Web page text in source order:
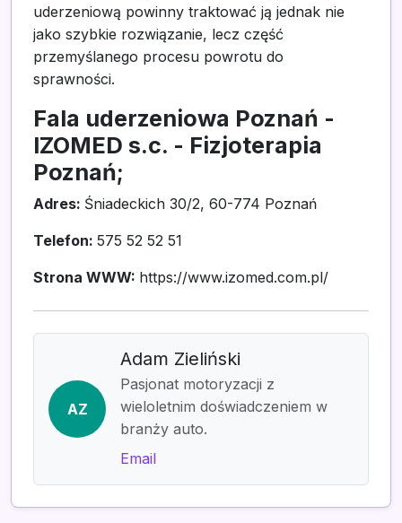
uderzeniową powinny traktować ją jednak nie
jako szybkie rozwiązanie, lecz część
przemyślanego procesu powrotu do
sprawności.
Fala uderzeniowa Poznań -
IZOMED s.c. - Fizjoterapia
Poznań;
Adres: Śniadeckich 30/2, 60-774 Poznań
Telefon: 575 52 52 51
Strona WWW: https://www.izomed.com.pl/
AZ
Adam Zieliński
Pasjonat motoryzacji z
wieloletnim doświadczeniem w
branży auto.
Email